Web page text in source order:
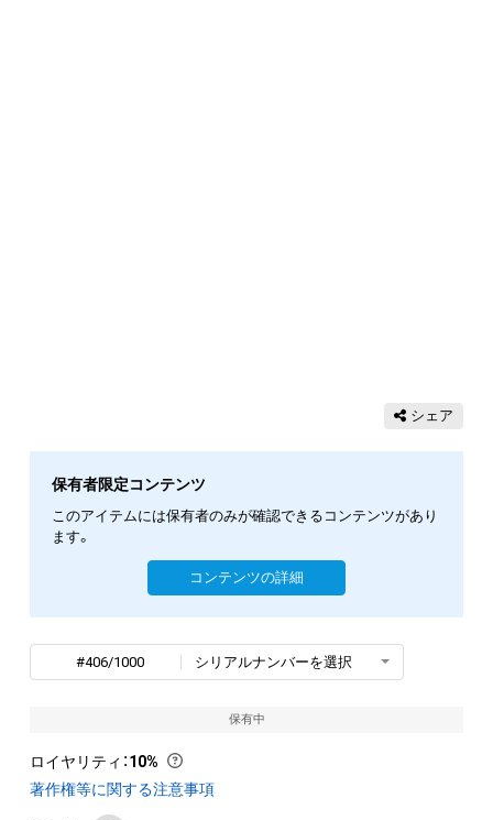
シェア
保有者限定コンテンツ
このアイテムには保有者のみが確認できるコンテンツがあり
ます。
コンテンツの詳細
#406/1000 シリアルナンバーを選択
保有中
ロイヤリティ ：10%
著作権等に関する注意事項